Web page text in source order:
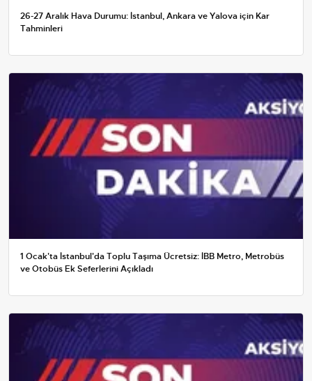
26-27 Aralık Hava Durumu: İstanbul, Ankara ve Yalova için Kar
Tahminleri
1 Ocak'ta İstanbul'da Toplu Taşıma Ücretsiz: İBB Metro, Metrobüs
ve Otobüs Ek Seferlerini Açıkladı